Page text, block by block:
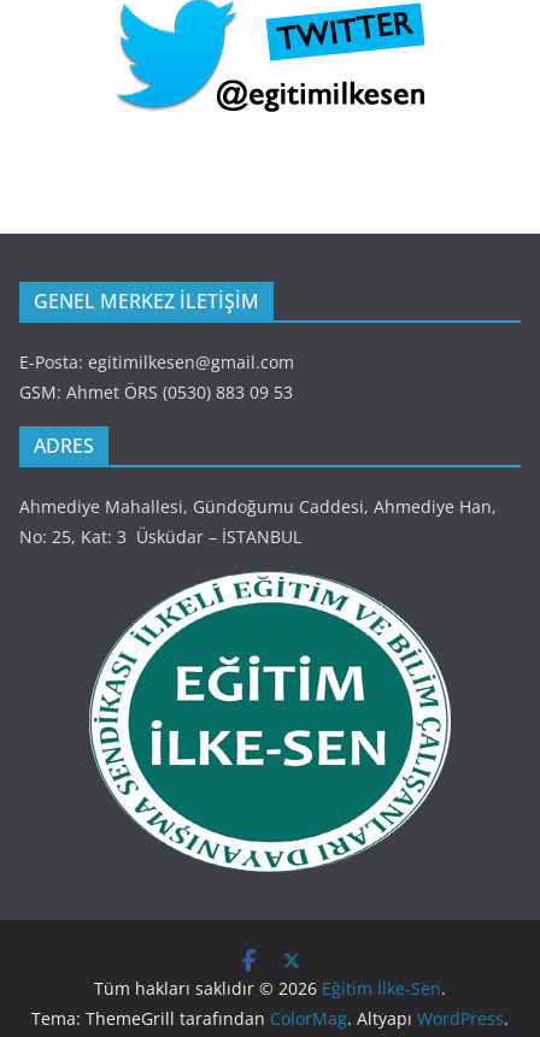
GENEL MERKEZ İLETİŞİM
E-Posta: egitimilkesen@gmail.com
GSM: Ahmet ÖRS (0530) 883 09 53
ADRES
Ahmediye Mahallesi, Gündoğumu Caddesi, Ahmediye Han,
No: 25, Kat: 3 Üsküdar – İSTANBUL
Tüm hakları saklıdır © 2026 Eğitim İlke-Sen.
Tema: ThemeGrill tarafından ColorMag. Altyapı WordPress.